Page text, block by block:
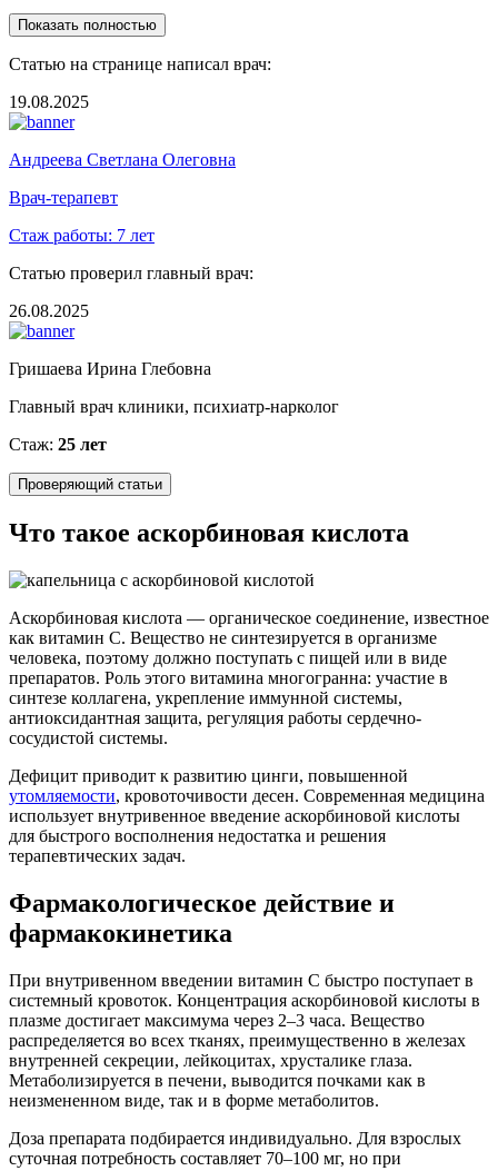
Показать полностью
Статью на странице написал врач:
19.08.2025
Андреева Светлана Олеговна
Врач-терапевт
Стаж работы: 7 лет
Статью проверил главный врач:
26.08.2025
Гришаева Ирина Глебовна
Главный врач клиники, психиатр-нарколог
Стаж: 25 лет
Проверяющий статьи
Что такое аскорбиновая кислота
Аскорбиновая кислота — органическое соединение, известное
как витамин С. Вещество не синтезируется в организме
человека, поэтому должно поступать с пищей или в виде
препаратов. Роль этого витамина многогранна: участие в
синтезе коллагена, укрепление иммунной системы,
антиоксидантная защита, регуляция работы сердечно-
сосудистой системы.
Дефицит приводит к развитию цинги, повышенной
утомляемости, кровоточивости десен. Современная медицина
использует внутривенное введение аскорбиновой кислоты
для быстрого восполнения недостатка и решения
терапевтических задач.
Фармакологическое действие и
фармакокинетика
При внутривенном введении витамин С быстро поступает в
системный кровоток. Концентрация аскорбиновой кислоты в
плазме достигает максимума через 2–3 часа. Вещество
распределяется во всех тканях, преимущественно в железах
внутренней секреции, лейкоцитах, хрусталике глаза.
Метаболизируется в печени, выводится почками как в
неизмененном виде, так и в форме метаболитов.
Доза препарата подбирается индивидуально. Для взрослых
суточная потребность составляет 70–100 мг, но при